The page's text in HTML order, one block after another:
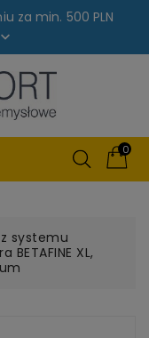
za min. 500 PLN

0
systemu
BETAFINE XL,